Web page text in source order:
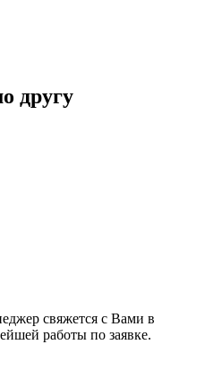
другу
свяжется с Вами в
работы по заявке.